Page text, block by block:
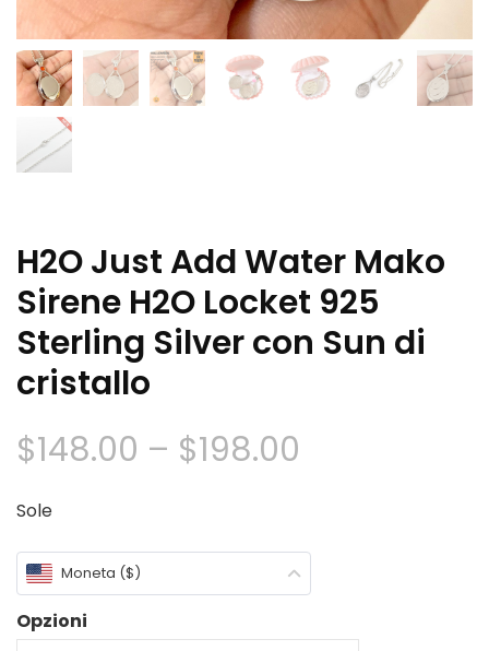
H2O Just Add Water Mako
Sirene H2O Locket 925
Sterling Silver con Sun di
cristallo
$148.00 – $198.00
prezzo:
$148.00
Sole
Moneta ($)
Opzioni